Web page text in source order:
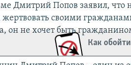
Дмитрий Попов заявил, что
жертвовать своими
он не хочет быть
Как